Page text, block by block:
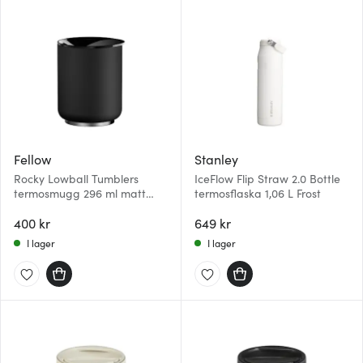
Fellow
Rocky Lowball Tumblers
termosmugg 296 ml matt
400 kr
I lager
Stanley
IceFlow Flip Straw 2.0 Bottle
termosflaska 1,06 L Frost
649 kr
I lager